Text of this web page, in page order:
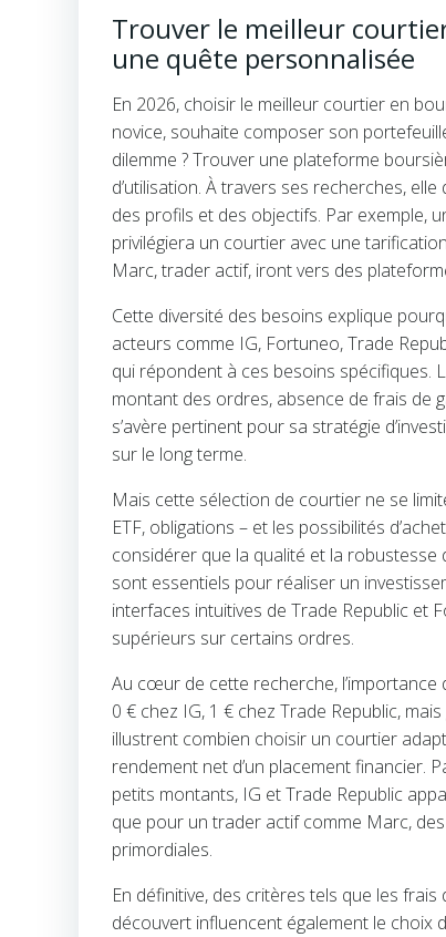
Trouver le meilleur
une quête personnalisée
En 2026, choisir le meilleur courtier en
novice, souhaite composer son
dilemme ? Trouver une plateforme
d’utilisation. À travers ses recherches,
des profils et des objectifs. Par exemple,
privilégiera un courtier avec une
Marc, trader actif, iront vers des
Cette diversité des besoins explique
acteurs comme IG, Fortuneo, Trade
qui répondent à ces besoins spécifiques.
montant des ordres, absence de frais de
s’avère pertinent pour sa stratégie
sur le long terme.
Mais cette sélection de courtier ne se
ETF, obligations – et les possibilités
considérer que la qualité et la robustesse
sont essentiels pour réaliser un
interfaces intuitives de Trade Republic et
supérieurs sur certains ordres.
Au cœur de cette recherche,
0 € chez IG, 1 € chez Trade Republic,
illustrent combien choisir un courtier
rendement net d’un placement financier.
petits montants, IG et Trade Republic
que pour un trader actif comme Marc,
primordiales.
En définitive, des critères tels que les frais
découvert influencent également le choix